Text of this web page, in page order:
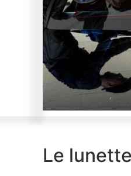
Le